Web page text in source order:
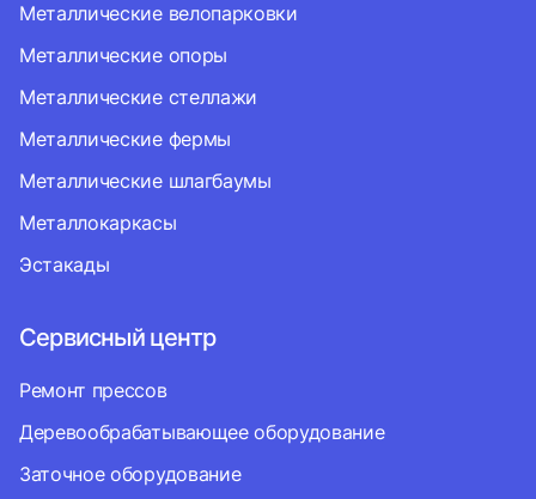
Металлические велопарковки
Металлические опоры
Металлические стеллажи
Металлические фермы
Металлические шлагбаумы
Металлокаркасы
Эстакады
Сервисный центр
Ремонт прессов
Деревообрабатывающее оборудование
Заточное оборудование